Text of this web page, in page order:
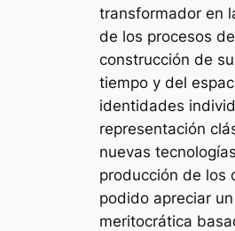
transformador en
de los procesos
construcción de
tiempo y del
identidades
representación
nuevas
producción de los
podido apreciar
meritocrática